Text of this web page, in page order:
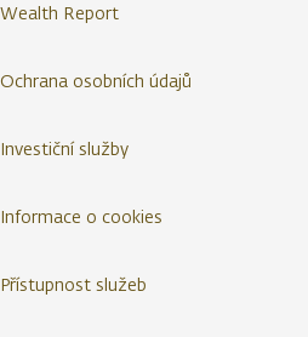
Wealth Report
Ochrana osobních údajů
Investiční služby
Informace o cookies
Přístupnost služeb